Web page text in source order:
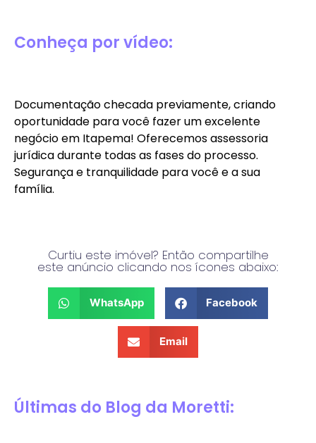
Conheça por vídeo:
Documentação checada previamente, criando
oportunidade para você fazer um excelente
negócio em Itapema! Oferecemos assessoria
jurídica durante todas as fases do processo.
Segurança e tranquilidade para você e a sua
família.
Curtiu este imóvel? Então compartilhe
este anúncio clicando nos ícones abaixo:
WhatsApp Facebook
Email
Últimas do Blog da Moretti: